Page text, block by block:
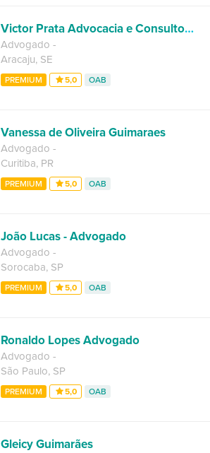
Victor Prata Advocacia e Consultoria
Advogado -
Aracaju, SE
PREMIUM 5,0 OAB
Vanessa de Oliveira Guimaraes
Advogado -
Curitiba, PR
PREMIUM 5,0 OAB
João Lucas - Advogado
Advogado -
Sorocaba, SP
PREMIUM 5,0 OAB
Ronaldo Lopes Advogado
Advogado -
São Paulo, SP
PREMIUM 5,0 OAB
Gleicy Guimarães